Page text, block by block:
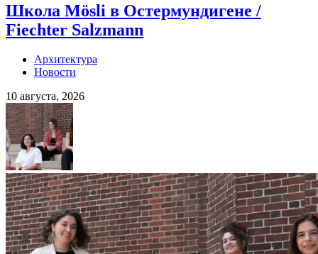
Школа Mösli в Остермундигене /
Fiechter Salzmann
Архитектура
Новости
10 августа, 2026